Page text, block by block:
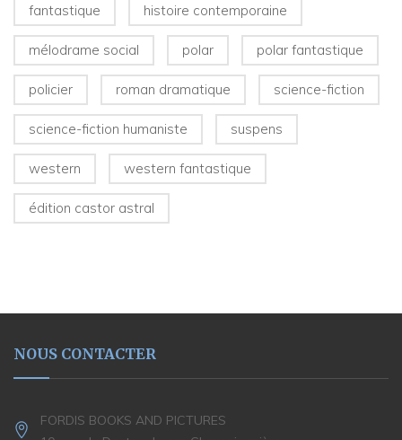
fantastique histoire contemporaine
mélodrame social polar polar fantastique
policier roman dramatique science-fiction
science-fiction humaniste suspens
western western fantastique
édition castor astral
NOUS CONTACTER
FORDIS BOOKS AND PICTURES